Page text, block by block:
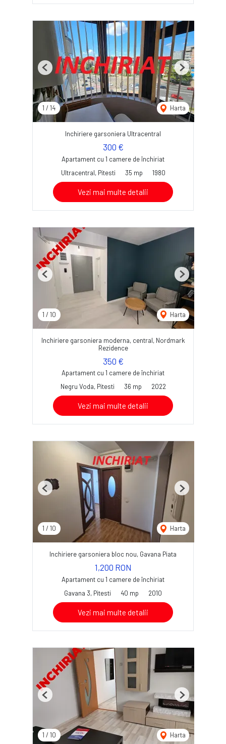
1 / 14 Harta
Previous Next
Inchiriere garsoniera Ultracentral
300 €
Apartament cu 1 camere de închiriat
Ultracentral, Pitesti
35 mp 1980
Vezi mai multe detalii
1 / 10 Harta
Previous Next
Inchiriere garsoniera moderna, central, Nordmark
Rezidence
350 €
Apartament cu 1 camere de închiriat
Negru Voda, Pitesti
36 mp 2022
Vezi mai multe detalii
1 / 10 Harta
Previous Next
Inchiriere garsoniera bloc nou, Gavana Piata
1,200 RON
Apartament cu 1 camere de închiriat
Gavana 3, Pitesti
40 mp 2010
Vezi mai multe detalii
1 / 10 Harta
Previous Next